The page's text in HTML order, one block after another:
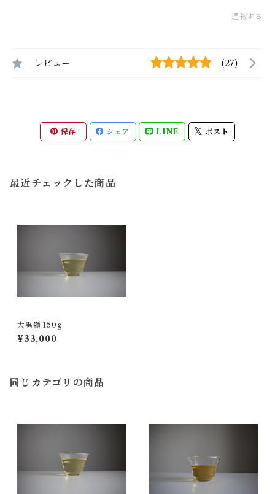
通報する
レビュー (27)
保存 シェア LINE ポスト
最近チェックした商品
大禹嶺 150g
¥33,000
同じカテゴリの商品